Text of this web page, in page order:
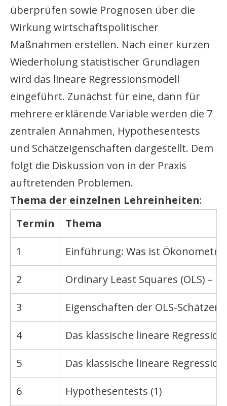
überprüfen sowie Prognosen über die
Wirkung wirtschaftspolitischer
Maßnahmen erstellen. Nach einer kurzen
Wiederholung statistischer Grundlagen
wird das lineare Regressionsmodell
eingeführt. Zunächst für eine, dann für
mehrere erklärende Variable werden die 7
zentralen Annahmen, Hypothesentests
und Schätzeigenschaften dargestellt. Dem
folgt die Diskussion von in der Praxis
auftretenden Problemen.
Thema der einzelnen Lehreinheiten:
Termin
Thema
1 Einführung: Was ist
2 Ordinary Least Squares (OLS) –
3 Eigenschaften der OLS-Schätzer
4 Das klassische lineare
5 Das klassische lineare
6 Hypothesentests (1)